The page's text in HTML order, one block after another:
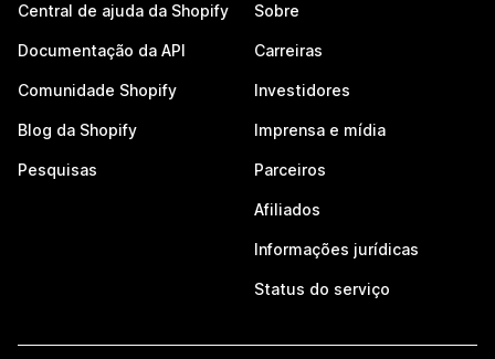
Central de ajuda da Shopify
Documentação da API
Comunidade Shopify
Blog da Shopify
Pesquisas
Sobre
Carreiras
Investidores
Imprensa e mídia
Parceiros
Afiliados
Informações jurídicas
Status do serviço